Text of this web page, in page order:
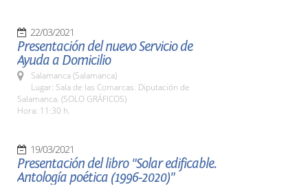
22/03/2021
Presentación del nuevo Servicio de
Ayuda a Domicilio
Salamanca (Salamanca)
Lugar: Sala de las Comarcas. Diputación de
Salamanca. (SOLO GRÁFICOS)
Hora: 11:30 h.
19/03/2021
Presentación del libro "Solar edificable.
Antología poética (1996-2020)"